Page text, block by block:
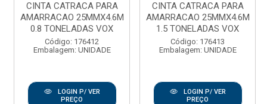
CINTA CATRACA PARA
AMARRACAO 25MMX4.6M
0.8 TONELADAS VOX
Código: 176412
Embalagem: UNIDADE
LOGIN P/ VER
PREÇO
CINTA CATRACA PARA
AMARRACAO 25MMX4.6M
1.5 TONELADAS VOX
Código: 176413
Embalagem: UNIDADE
LOGIN P/ VER
PREÇO